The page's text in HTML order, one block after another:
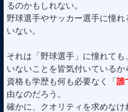
るのかもしれない。
野球選手やサッカー選手に憧
いない。
それは「野球選手」に憧れて
いないことを皆気付いている
資格も学歴も何も必要なく「誰
由なのだろう。
確かに、クオリティを求めな